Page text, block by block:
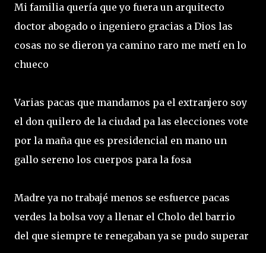
Mi familia quería que yo fuera un arquitecto
doctor abogado o ingeniero gracias a Dios las
cosas no se dieron ya camino raro me metí en lo
chueco
Varias pacas que mandamos pa el extranjero soy
el don quilero de la ciudad pa las elecciones vote
por la maña que es presidencial en mano un
gallo sereno los cuerpos para la fosa
Madre ya no trabajé menos se esfuerce pacas
verdes la bolsa voy a llenar el Cholo del barrio
del que siempre te renegaban ya se pudo superar